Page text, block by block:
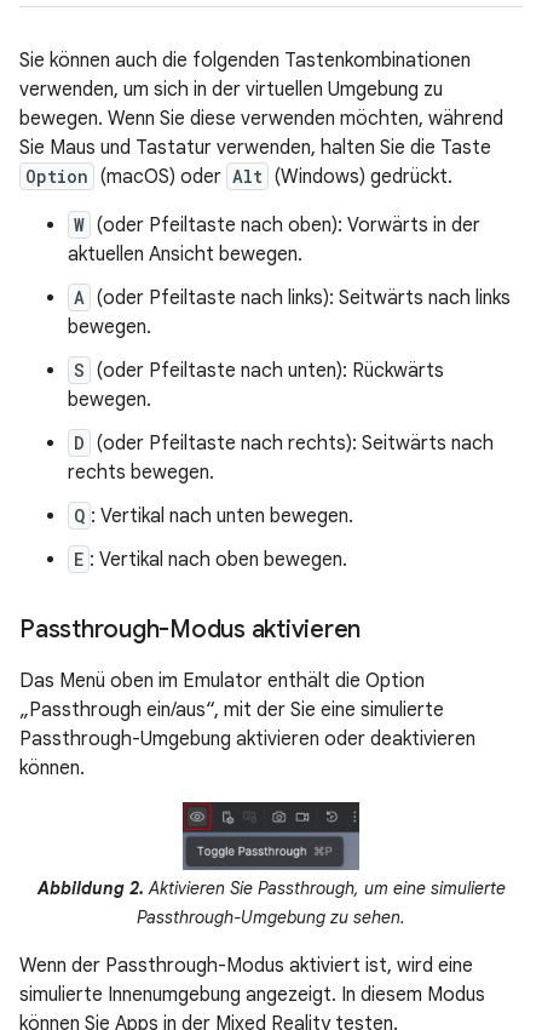
Sie können auch die folgenden Tastenkombinationen
verwenden, um sich in der virtuellen Umgebung zu
bewegen. Wenn Sie diese verwenden möchten, während
Sie Maus und Tastatur verwenden, halten Sie die Taste
Option (macOS) oder Alt (Windows) gedrückt.
W (oder Pfeiltaste nach oben): Vorwärts in der
aktuellen Ansicht bewegen.
A (oder Pfeiltaste nach links): Seitwärts nach links
bewegen.
S (oder Pfeiltaste nach unten): Rückwärts
bewegen.
D (oder Pfeiltaste nach rechts): Seitwärts nach
rechts bewegen.
Q : Vertikal nach unten bewegen.
E : Vertikal nach oben bewegen.
Passthrough-Modus aktivieren
Das Menü oben im Emulator enthält die Option
„Passthrough ein/aus“, mit der Sie eine simulierte
Passthrough-Umgebung aktivieren oder deaktivieren
können.
Abbildung 2. Aktivieren Sie Passthrough, um eine simulierte
Passthrough-Umgebung zu sehen.
Wenn der Passthrough-Modus aktiviert ist, wird eine
simulierte Innenumgebung angezeigt. In diesem Modus
können Sie Apps in der Mixed Reality testen.